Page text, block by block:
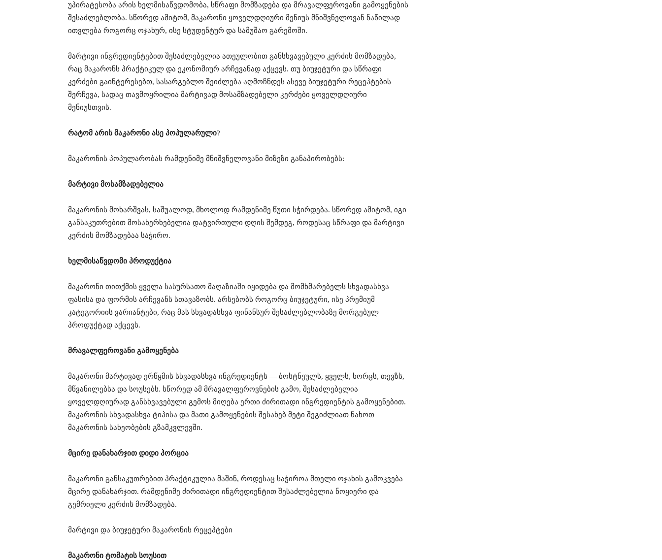
უპირატესობა არის ხელმისაწვდომობა, სწრაფი მომზადება და მრავალფეროვანი გამოყენების
შესაძლებლობა. სწორედ ამიტომ, მაკარონი ყოველდღიური მენიუს მნიშვნელოვან ნაწილად
ითვლება როგორც ოჯახურ, ისე სტუდენტურ და სამუშაო გარემოში.
მარტივი ინგრედიენტებით შესაძლებელია ათეულობით განსხვავებული კერძის მომზადება,
რაც მაკარონს პრაქტიკულ და ეკონომიურ არჩევანად აქცევს. თუ ბიუჯეტური და სწრაფი
კერძები გაინტერესებთ, სასარგებლო შეიძლება აღმოჩნდეს ასევე ბიუჯეტური რეცეპტების
შერჩევა, სადაც თავმოყრილია მარტივად მოსამზადებელი კერძები ყოველდღიური
მენიუსთვის.
რატომ არის მაკარონი ასე პოპულარული?
მაკარონის პოპულარობას რამდენიმე მნიშვნელოვანი მიზეზი განაპირობებს:
მარტივი მოსამზადებელია
მაკარონის მოხარშვას, საშუალოდ, მხოლოდ რამდენიმე წუთი სჭირდება. სწორედ ამიტომ, იგი
განსაკუთრებით მოსახერხებელია დატვირთული დღის შემდეგ, როდესაც სწრაფი და მარტივი
კერძის მომზადებაა საჭირო.
ხელმისაწვდომი პროდუქტია
მაკარონი თითქმის ყველა სასურსათო მაღაზიაში იყიდება და მომხმარებელს სხვადასხვა
ფასისა და ფორმის არჩევანს სთავაზობს. არსებობს როგორც ბიუჯეტური, ისე პრემიუმ
კატეგორიის ვარიანტები, რაც მას სხვადასხვა ფინანსურ შესაძლებლობაზე მორგებულ
პროდუქტად აქცევს.
მრავალფეროვანი გამოყენება
მაკარონი მარტივად ერწყმის სხვადასხვა ინგრედიენტს — ბოსტნეულს, ყველს, ხორცს, თევზს,
მწვანილებსა და სოუსებს. სწორედ ამ მრავალფეროვნების გამო, შესაძლებელია
ყოველდღიურად განსხვავებული გემოს მიღება ერთი ძირითადი ინგრედიენტის გამოყენებით.
მაკარონის სხვადასხვა ტიპისა და მათი გამოყენების შესახებ მეტი შეგიძლიათ ნახოთ
მაკარონის სახეობების გზამკვლევში.
მცირე დანახარჯით დიდი პორცია
მაკარონი განსაკუთრებით პრაქტიკულია მაშინ, როდესაც საჭიროა მთელი ოჯახის გამოკვება
მცირე დანახარჯით. რამდენიმე ძირითადი ინგრედიენტით შესაძლებელია ნოყიერი და
გემრიელი კერძის მომზადება.
მარტივი და ბიუჯეტური მაკარონის რეცეპტები
მაკარონი ტომატის სოუსით